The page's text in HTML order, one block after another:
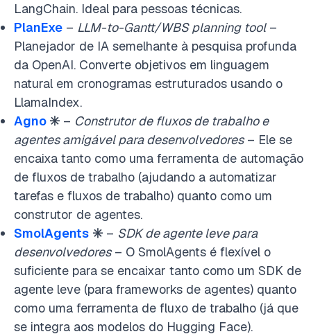
LangChain. Ideal para pessoas técnicas.
PlanExe – LLM-to-Gantt/WBS planning tool–
Planejador de IA semelhante à pesquisa profunda
da OpenAI. Converte objetivos em linguagem
natural em cronogramas estruturados usando o
LlamaIndex.
Agno ✳️ – Construtor de fluxos de trabalho e
agentes amigável para desenvolvedores– Ele se
encaixa tanto como uma ferramenta de automação
de fluxos de trabalho (ajudando a automatizar
tarefas e fluxos de trabalho) quanto como um
construtor de agentes.
SmolAgents ✳️ – SDK de agente leve para
desenvolvedores– O SmolAgents é flexível o
suficiente para se encaixar tanto como um SDK de
agente leve (para frameworks de agentes) quanto
como uma ferramenta de fluxo de trabalho (já que
se integra aos modelos do Hugging Face).